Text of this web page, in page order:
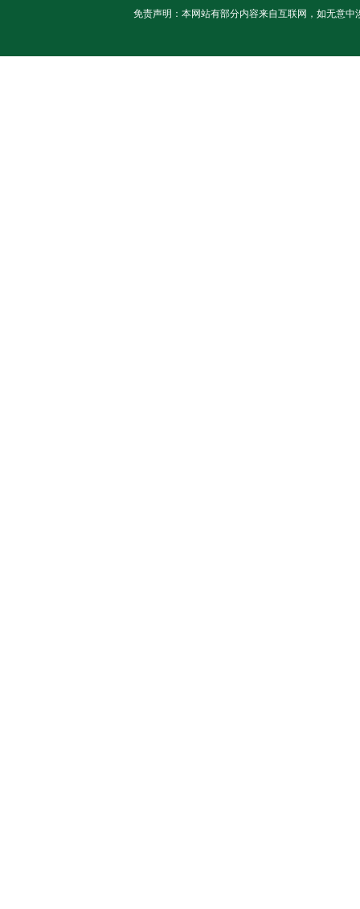
免责声明：本网站有部分内容来自互联网，如无意